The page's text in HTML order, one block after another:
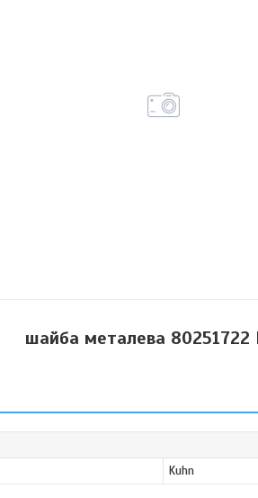
шайба металева 80251722
Kuhn